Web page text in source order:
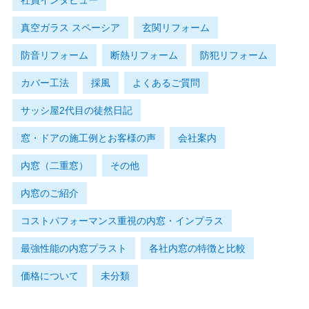
真空ガラス スペーシア 玄関リフォーム
防音リフォーム 断熱リフォーム 防犯リフォーム
カバー工法 採風 よくあるご質問
サッシ屋2代目の徒然日記
窓・ドアの施工例とお客様の声
内窓（二重窓） その他
会社案内
内窓のご紹介
コストパフォーマンス重視の内窓・インプラス
最強性能の内窓プラスト 各社内窓の特徴と比較
価格について 未分類